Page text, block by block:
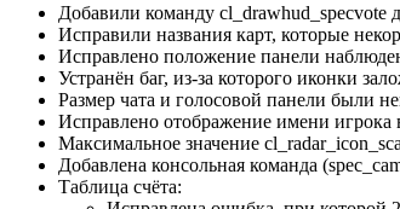
Добавили команду cl_drawhud_specvote
Исправили названия карт, которые
Исправлено положение панели
Устранён баг, из-за которого иконки
Размер чата и голосовой панели были
Исправлено отображение имени игрока
Максимальное значение
Добавлена консольная команда
Таблица счёта: